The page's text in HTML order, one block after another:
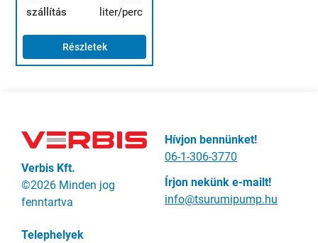
szállítás
liter/perc
Részletek
Verbis Kft.
©2026 Minden jog
fenntartva
Hívjon bennünket!
06-1-306-3770
Írjon nekünk e-mailt!
info@tsurumipump.hu
Telephelyek